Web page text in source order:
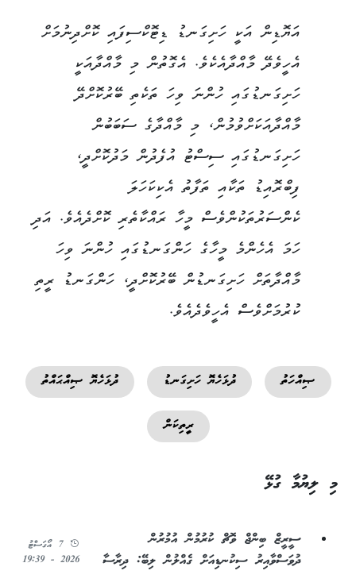
އަޔޮޑިން އަކީ ހަށިގަނޑު ޑިޓޮކްސިފައި ކޮށްދިނުމަށް
އެހީވެދޭ މާއްދާއެކެވެ. އެގޮތުން މި މާއްދާއަކީ
ހަށިގަނޑުގައި ހުންނަ ވިހަ ތަކެތި ބޭރުކޮށްދޭ
މާއްދާއަކަށްވުމުން، މި މާއްދާގެ ސަބަބުން
ހަށިގަނޑުގައި ސިސްޓު އުފެދުން މަދުކޮށްދީ،
ފިބްރޮއިޑު ތަކާއި ތަފާތު އެކިކަހަލަ
ކެންސަރުތަކުންވެސް މީހާ ރައްކާތެރި ކޮށްދެއެވެ. އަދި
ހަމަ އެހެންމެ މީހާގެ ހަންގަނޑުގައި ހުންނަ ވިހަ
މާއްދާތަށް ހަށިގަނޑުން ބޭރުކޮށްދީ، ހަންގަނޑު ރީތި
ކުރުމަށްވެސް އެހީވެދެއެވެ.
ޞިއްހަތު ދުޅަހެޔޮ ހަށިގަނޑު ދުޅަހެޔޮ ޞިއްޙައްތު
ރީތިކަން
މި ލިޔުމާ ގުޅޭ
ސީރީޒް ބިންޖް ވޮޗް ކުރުމުން އުމުރުން
ދުވަސްވާއިރު ސިކުނޑިއަށް ގެއްލުން ލިބޭ: ދިރާސާ
7 އޯގަސްޓު
2026 - 19:39